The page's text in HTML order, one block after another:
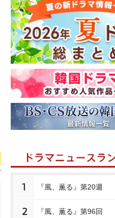
1 『風、薫る』第20週
2 『風、薫る』第96回